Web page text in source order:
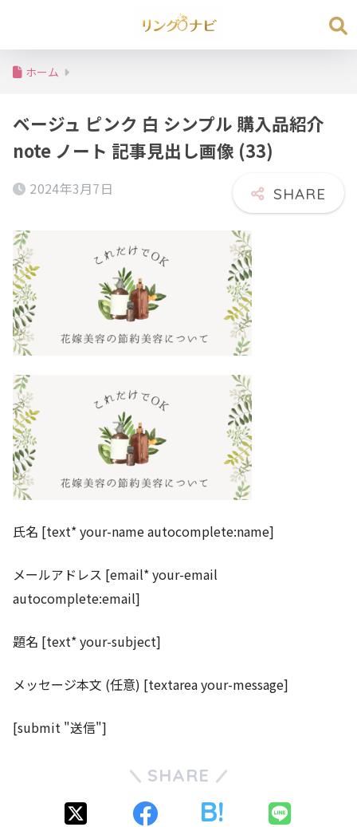
ホーム
ベージュ ピンク 白 シンプル 購入品紹介
note ノート 記事見出し画像 (33)
2024年3月7日
氏名 [text* your-name autocomplete:name]
メールアドレス [email* your-email
autocomplete:email]
題名 [text* your-subject]
メッセージ本文 (任意) [textarea your-message]
[submit "送信"]
SHARE